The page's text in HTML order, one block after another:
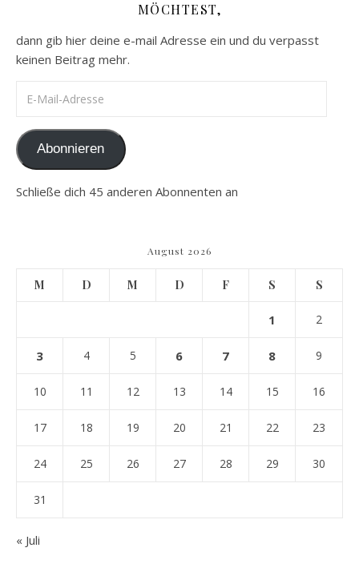
MÖCHTEST,
dann gib hier deine e-mail Adresse ein und du verpasst
keinen Beitrag mehr.
Abonnieren
Schließe dich 45 anderen Abonnenten an
August 2026
M D M D F S S
1 2
3 4 5 6 7 8 9
10 11 12 13 14 15 16
17 18 19 20 21 22 23
24 25 26 27 28 29 30
31
« Juli